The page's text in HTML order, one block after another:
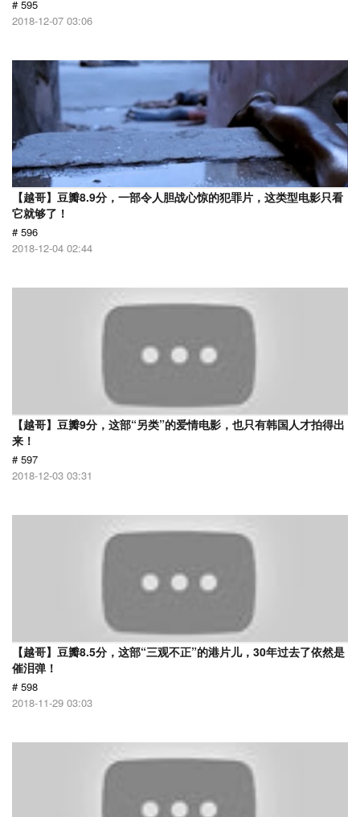
# 595
2018-12-07 03:06
【越哥】豆瓣8.9分，一部令人胆战心惊的犯罪片，这类型电影只看
它就够了！
# 596
2018-12-04 02:44
【越哥】豆瓣9分，这部“另类”的爱情电影，也只有韩国人才拍得出
来！
# 597
2018-12-03 03:31
【越哥】豆瓣8.5分，这部“三观不正”的港片儿，30年过去了依然是
催泪弹！
# 598
2018-11-29 03:03